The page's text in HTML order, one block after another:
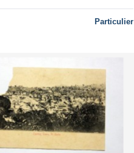
Particulier